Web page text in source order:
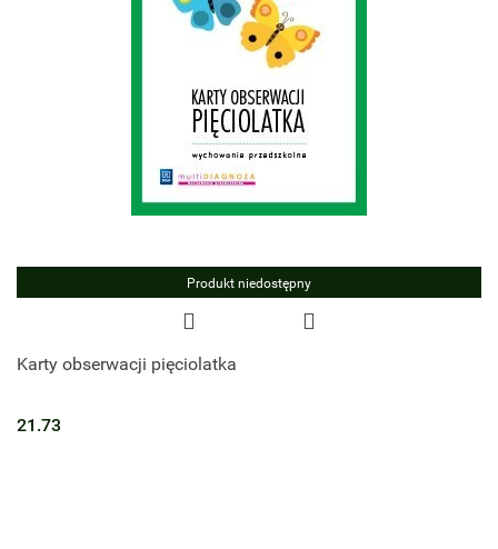
Produkt niedostępny
Karty obserwacji pięciolatka
21.73